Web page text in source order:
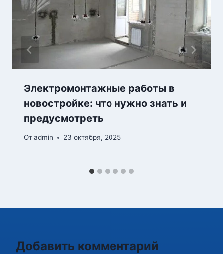
Электромонтажные работы в
новостройке: что нужно знать и
предусмотреть
Отadmin 23 октября, 2025
Добавить комментарий